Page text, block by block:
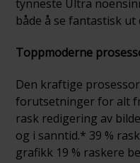
tynneste Ultra
både å se fantastisk
Toppmoderne
Den kraftige
forutsetninger for alt
rask redigering av
og i sanntid.* 39 %
grafikk 19 % raskere